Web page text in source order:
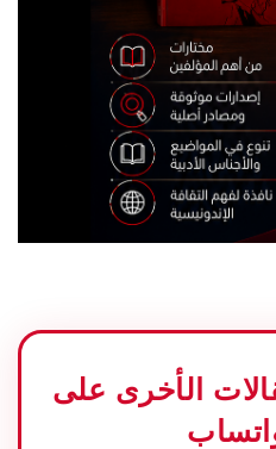
الأخرى على